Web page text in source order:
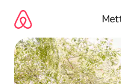
directement
contenu